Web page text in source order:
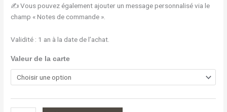
✍️ Vous pouvez également ajouter un message personnalisé via le
champ « Notes de commande ».
Validité : 1 an à la date de l’achat.
Valeur de la carte